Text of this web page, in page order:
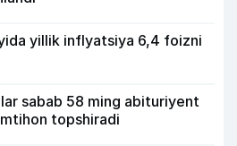
yillik inflyatsiya 6,4 foizni
sabab 58 ming abituriyent
topshiradi